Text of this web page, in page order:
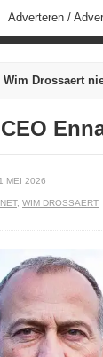
Adverteren /
Wim Drossaert
MEI 2026
, WIM DROSSAERT